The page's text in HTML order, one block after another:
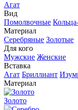
Агат
Вид
Помолвочные
Материал
Серебряные Золотые
Для кого
Мужские Женские
Вставка
Агат Бриллиант
Материал
Золото